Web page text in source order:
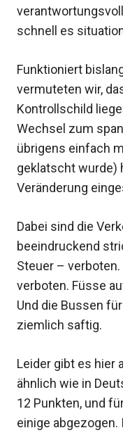
schnell es
Funktioniert
vermuteten wir,
Kontrollschild
Wechsel zum
übrigens einfach
geklatscht wurde)
Veränderung
Dabei sind die
beeindruckend
Steuer –
verboten. Füsse
Und die Bussen
ziemlich saftig.
Leider gibt es hier
ähnlich wie in
12 Punkten, und
einige abgezogen.